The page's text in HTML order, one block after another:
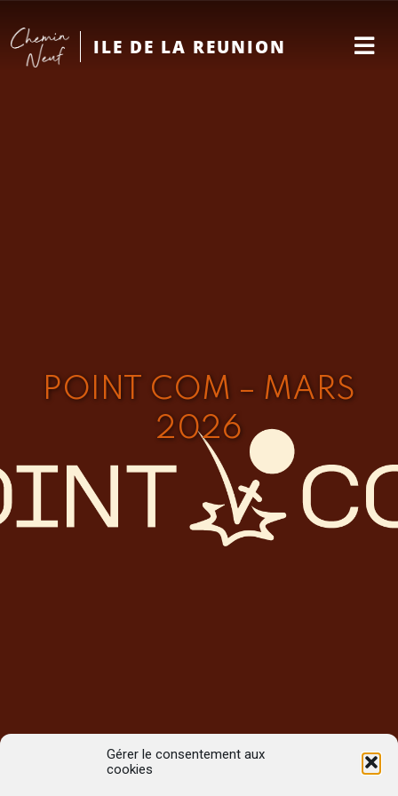
Gérer le consentement aux
cookies
ILE DE LA REUNION
POINT COM – MARS
2026